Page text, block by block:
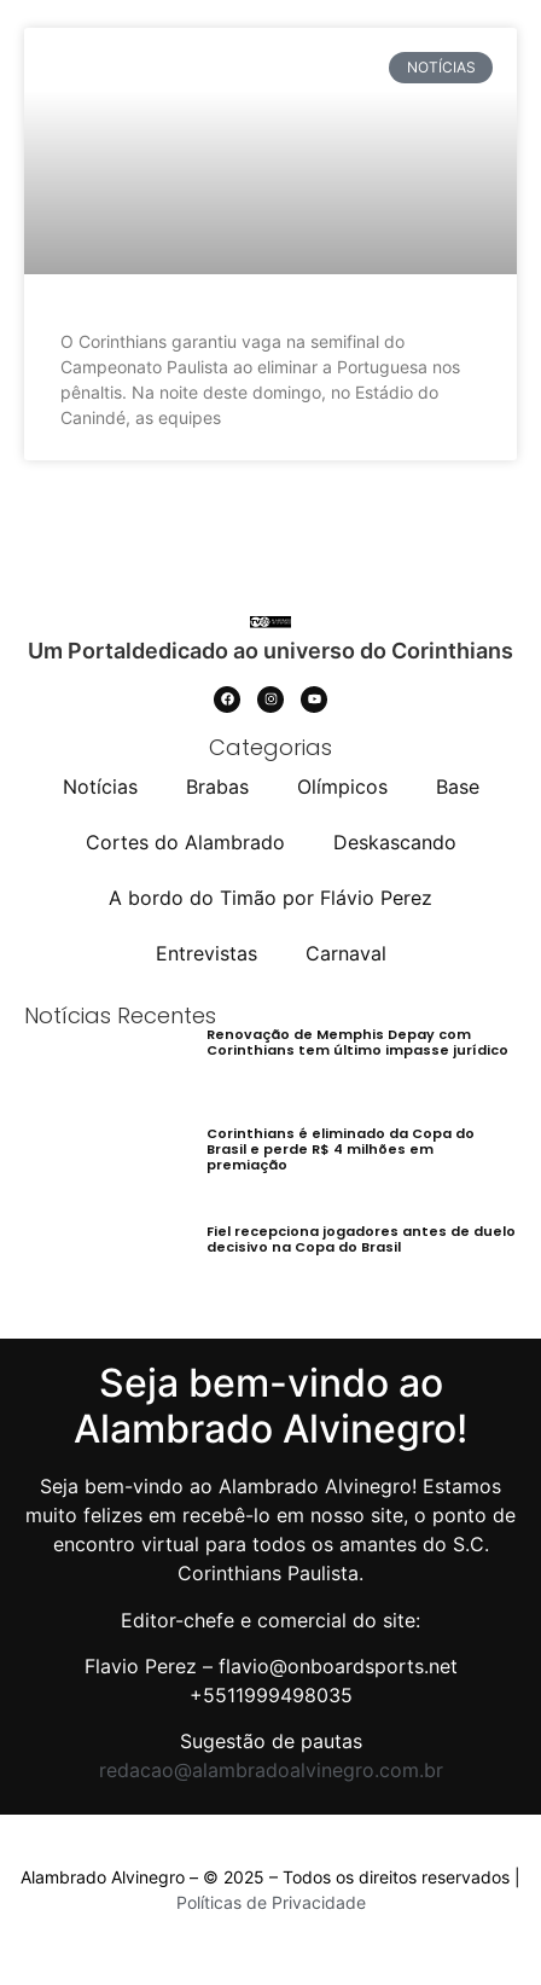
NOTÍCIAS
O Corinthians garantiu vaga na semifinal do
Campeonato Paulista ao eliminar a Portuguesa nos
pênaltis. Na noite deste domingo, no Estádio do
Canindé, as equipes
Um Portaldedicado ao universo do Corinthians
Categorias
Notícias Brabas Olímpicos Base
Cortes do Alambrado Deskascando
A bordo do Timão por Flávio Perez
Entrevistas Carnaval
Notícias Recentes
Renovação de Memphis Depay com
Corinthians tem último impasse jurídico
Corinthians é eliminado da Copa do
Brasil e perde R$ 4 milhões em
premiação
Fiel recepciona jogadores antes de duelo
decisivo na Copa do Brasil
Seja bem-vindo ao
Alambrado Alvinegro!
Seja bem-vindo ao Alambrado Alvinegro! Estamos
muito felizes em recebê-lo em nosso site, o ponto de
encontro virtual para todos os amantes do S.C.
Corinthians Paulista.
Editor-chefe e comercial do site:
Flavio Perez – flavio@onboardsports.net
+5511999498035
Sugestão de pautas
redacao@alambradoalvinegro.com.br
Alambrado Alvinegro – © 2025 – Todos os direitos reservados |
Políticas de Privacidade